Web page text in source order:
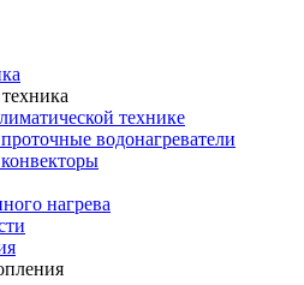
технике
водонагреватели
нагрева